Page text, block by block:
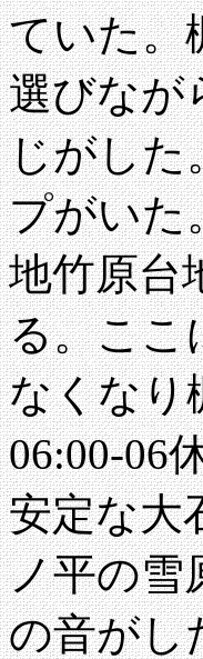
ていた。
選びなが
じがした
プがいた
地竹原台
る。ここ
なくなり
06:00-06
安定な大
ノ平の雪
の音がし